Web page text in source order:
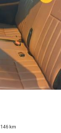
146 km